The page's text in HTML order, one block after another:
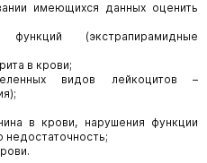
имеющихся данных оценить
функций (экстрапирамидные
в крови;
видов лейкоцитов –
в крови, нарушения функции